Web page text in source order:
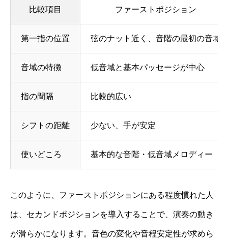
比較項目 ファーストポジション
第一指の位置 弦のナット近く、音階の最初の音域
音域の特徴 低音域と基本パッセージが中心
指の間隔 比較的広い
シフトの距離 少ない、手が安定
使いどころ 基本的な音階・低音域メロディー
このように、ファーストポジションにある程度慣れた人
は、セカンドポジションを導入することで、演奏の動き
が滑らかになります。音色の変化や音程安定性が求めら